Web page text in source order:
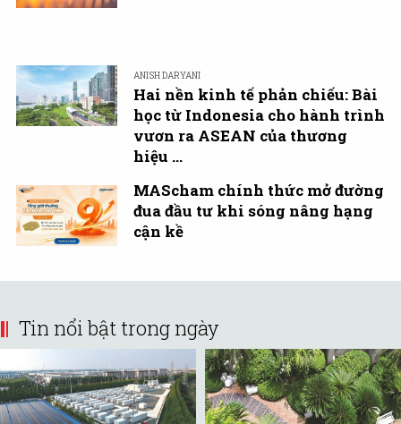
ANISH DARYANI
Hai nền kinh tế phản chiếu: Bài
học từ Indonesia cho hành trình
vươn ra ASEAN của thương
hiệu ...
MAScham chính thức mở đường
đua đầu tư khi sóng nâng hạng
cận kề
Tin nổi bật trong ngày